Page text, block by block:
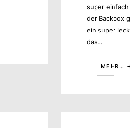
super einfach
der Backbox
ein super
das…
MEHR…